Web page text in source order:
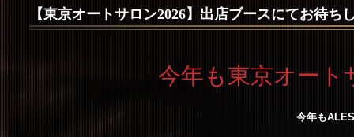
【東京オートサロン2026】出店ブースにてお待
今年も東京オート
今年も